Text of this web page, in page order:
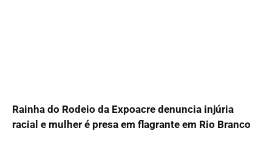
Rainha do Rodeio da Expoacre denuncia injúria
racial e mulher é presa em flagrante em Rio Branco